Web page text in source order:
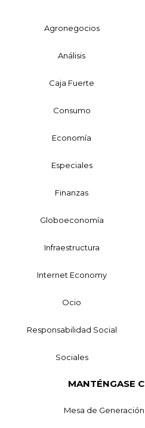
Agronegocios
Análisis
Caja Fuerte
Consumo
Economía
Especiales
Finanzas
Globoeconomía
Infraestructura
Internet Economy
Ocio
Responsabilidad Social
Sociales
MANTÉNGASE
Mesa de